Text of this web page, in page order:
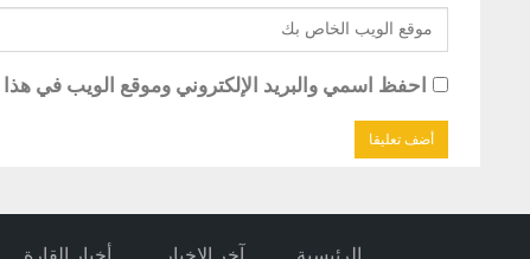
احفظ اسمي والبريد الإلكتروني وموقع الويب في